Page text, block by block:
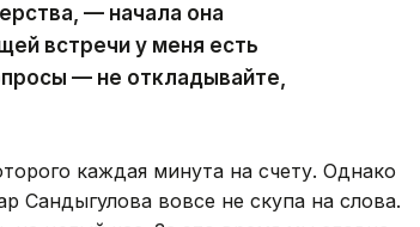
— начала она
встречи у меня есть
— не откладывайте,
каждая минута на счету. Однако
Сандыгулова вовсе не скупа на слова.